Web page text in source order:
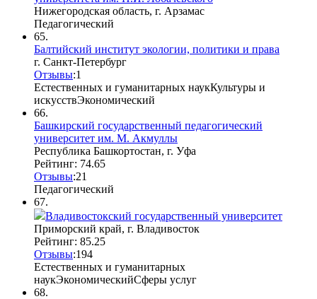
Нижегородская область, г. Арзамас
Педагогический
65.
Балтийский институт экологии, политики и права
г. Санкт-Петербург
Отзывы:1
Естественных и гуманитарных наукКультуры и
искусствЭкономический
66.
Башкирский государственный педагогический
университет им. М. Акмуллы
Республика Башкортостан, г. Уфа
Рейтинг: 74.65
Отзывы:21
Педагогический
67.
Владивостокский государственный университет
Приморский край, г. Владивосток
Рейтинг: 85.25
Отзывы:194
Естественных и гуманитарных
наукЭкономическийСферы услуг
68.